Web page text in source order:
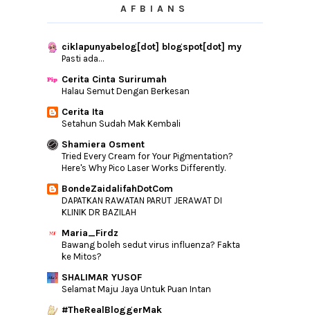
Join Contest? Why Not?
Masalah Betul Courier Online Shopping
Direct China
Padanan Warna Cat Untuk Rumah Impian
Jangan Jadi Blogger Kerana Duit
Lagu Tak Tun Tuang
Do & Don't Ketika Banjir
Ini Yang Harus Di Buat Selepas
Nak Bercuti? Make 11.11 Fly Lah Masanya
Apa Tujuan Awak Menjadi Blogger?
Wanginya Biobax Eau De Parfume
6 Thing I Really Loved About My Jobs
►October(29)
September (14)
AFBIANS
ciklapunyabelog[dot] blogspot[dot] my
Pasti ada…
Cerita Cinta Surirumah
Halau Semut Dengan Berkesan
Cerita Ita
Setahun Sudah Mak Kembali
Shamiera Osment
Tried Every Cream for Your Pigmentation?
Here's Why Pico Laser Works Differently.
BondeZaidalifahDotCom
DAPATKAN RAWATAN PARUT JERAWAT DI
KLINIK DR BAZILAH
Maria_Firdz
Bawang boleh sedut virus influenza? Fakta
ke Mitos?
SHALIMAR YUSOF
Selamat Maju Jaya Untuk Puan Intan
#TheRealBloggerMak